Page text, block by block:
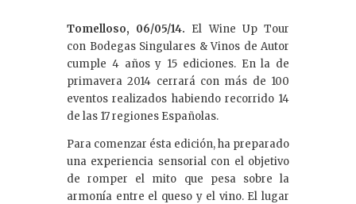
Tomelloso, 06/05/14. El Wine Up Tour
con Bodegas Singulares & Vinos de Autor
cumple 4 años y 15 ediciones. En la de
primavera 2014 cerrará con más de 100
eventos realizados habiendo recorrido 14
de las 17 regiones Españolas.
Para comenzar ésta edición, ha preparado
una experiencia sensorial con el objetivo
de romper el mito que pesa sobre la
armonía entre el queso y el vino. El lugar